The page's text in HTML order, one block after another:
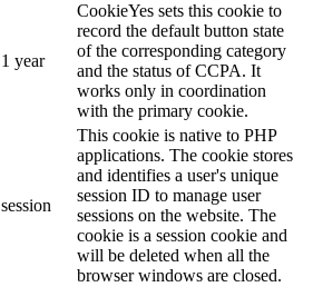
1 year
CookieYes sets this cookie to
record the default button state
of the corresponding category
and the status of CCPA. It
works only in coordination
with the primary cookie.
session
This cookie is native to PHP
applications. The cookie stores
and identifies a user's unique
session ID to manage user
sessions on the website. The
cookie is a session cookie and
will be deleted when all the
browser windows are closed.